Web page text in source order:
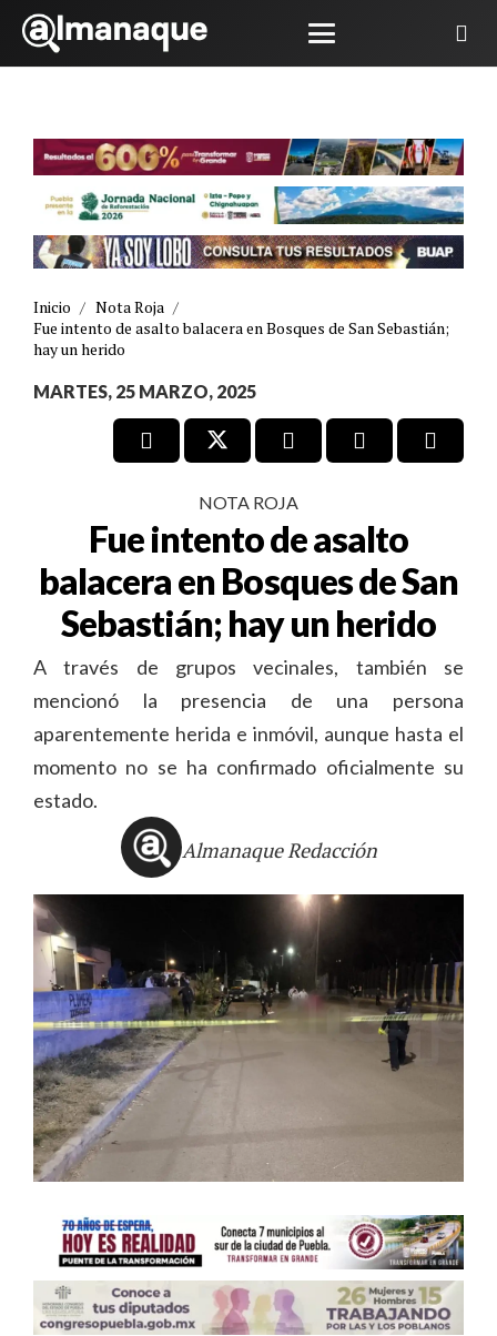
Inicio / Nota Roja /
Fue intento de asalto balacera en Bosques de San Sebastián;
hay un herido
MARTES, 25 MARZO, 2025
NOTA ROJA
Fue intento de asalto
balacera en Bosques de San
Sebastián; hay un herido
A través de grupos vecinales, también se
mencionó la presencia de una persona
aparentemente herida e inmóvil, aunque hasta el
momento no se ha confirmado oficialmente su
estado.
Almanaque Redacción